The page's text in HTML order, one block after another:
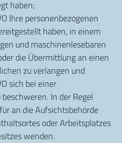
haben;
Ihre personenbezogenen
haben, in einem
und maschinenlesebaren
die Übermittlung an einen
zu verlangen und
sich bei einer
In der Regel
an die Aufsichtsbehörde
oder Arbeitsplatzes
wenden.